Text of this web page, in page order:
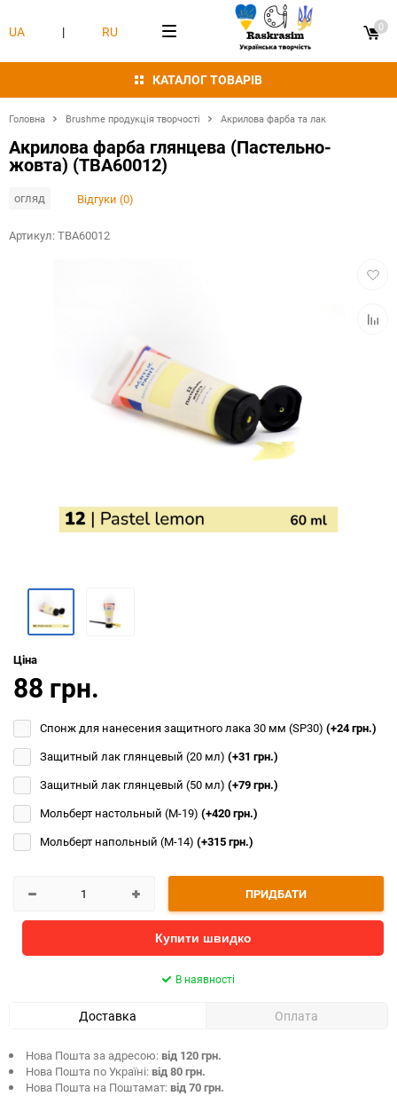
КАТАЛОГ ТОВАРІВ
UA | RU 0
Головна Brushme продукція творчості Акрилова фарба та лак
Акрилова фарба глянцева (Пастельно-
жовта) (TBA60012)
огляд Відгуки (0)
Артикул:TBA60012
Ціна
88 грн.
Спонж для нанесения защитного лака 30 мм (SP30) (+24 грн.)
Защитный лак глянцевый (20 мл) (+31 грн.)
Защитный лак глянцевый (50 мл) (+79 грн.)
Мольберт настольный (М-19) (+420 грн.)
Мольберт напольный (М-14) (+315 грн.)
ПРИДБАТИ
Купити швидко
В наявності
Доставка Оплата
Нова Пошта за адресою:від 120 грн.
Нова Пошта по Україні:від 80 грн.
Нова Пошта на Поштамат:від 70 грн.